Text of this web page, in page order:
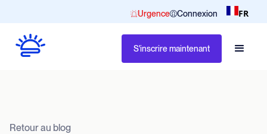
Urgence Connexion FR
S'inscrire maintenant
Retour au blog